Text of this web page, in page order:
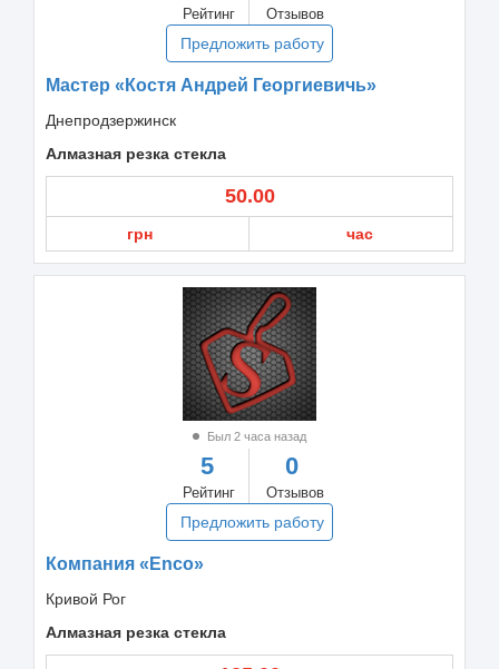
Рейтинг Отзывов
Предложить работу
Мастер «Костя Андрей Георгиевичь»
Днепродзержинск
Алмазная резка стекла
50.00
грн час
Был 2 часа назад
5
Рейтинг
0
Отзывов
Предложить работу
Компания «Enco»
Кривой Рог
Алмазная резка стекла